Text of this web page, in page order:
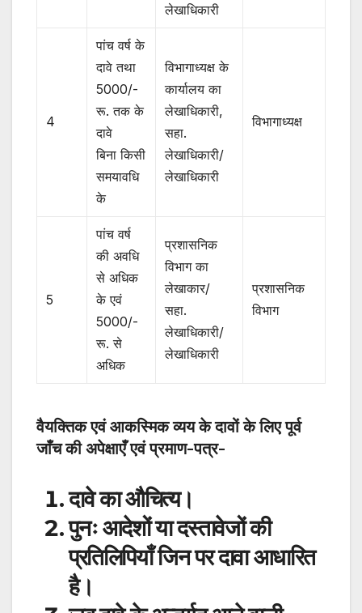
लेखाधिकारी
4
पांच वर्ष के
दावे तथा
5000/-
रू. तक के
दावे
बिना किसी
समयावधि
के
विभागाध्यक्ष के
कार्यालय का
लेखाधिकारी,
सहा.
लेखाधिकारी/
लेखाधिकारी
विभागाध्यक्ष
5
पांच वर्ष
की अवधि
से अधिक
के एवं
5000/-
रू. से
अधिक
प्रशासनिक
विभाग का
लेखाकार/
सहा.
लेखाधिकारी/
लेखाधिकारी
प्रशासनिक
विभाग
वैयक्तिक एवं आकस्मिक व्यय के दावों के लिए पूर्व
जाँच की अपेक्षाएँ एवं प्रमाण-पत्र-
दावे का औचित्य।
पुनः आदेशों या दस्तावेजों की
प्रतिलिपियाँ जिन पर दावा आधारित
है।